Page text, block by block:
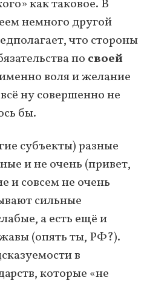
как таковое. В
немного другой
что стороны
по своей
воля и желание
ну совершенно не
бы.
субъекты) разные
и не очень (привет,
и совсем не очень
сильные
а есть ещё и
(опять ты, РФ?).
в
которые «не